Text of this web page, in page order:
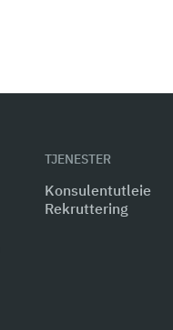
TJENESTER
Konsulentutleie
Rekruttering